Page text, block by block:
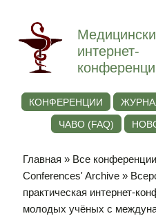
интернет-
КОНФЕРЕНЦИИ
ЧАВО (FAQ)
Главная » Все конференции
Conferences' Archive »
практическая интернет-
молодых учёных с